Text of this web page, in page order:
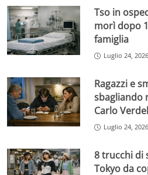
Tso in
morì dopo
famiglia
Luglio 24, 2026
Ragazzi e
sbagliando
Carlo
Luglio 24, 2026
8 trucchi di
Tokyo da